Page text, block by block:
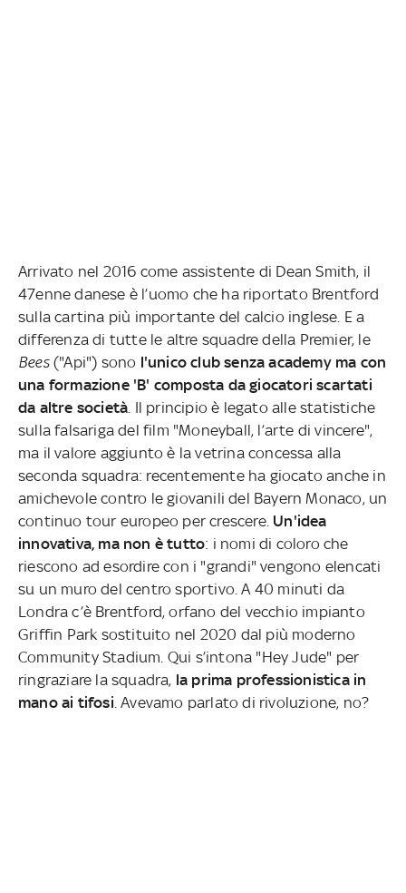
Arrivato nel 2016 come assistente di Dean Smith, il
47enne danese è l’uomo che ha riportato Brentford
sulla cartina più importante del calcio inglese. E a
differenza di tutte le altre squadre della Premier, le
Bees ("Api") sono l'unico club senza academy ma con
una formazione 'B' composta da giocatori scartati
da altre società . Il principio è legato alle statistiche
sulla falsariga del film "Moneyball, l’arte di vincere",
ma il valore aggiunto è la vetrina concessa alla
seconda squadra: recentemente ha giocato anche in
amichevole contro le giovanili del Bayern Monaco, un
continuo tour europeo per crescere. Un'idea
innovativa, ma non è tutto: i nomi di coloro che
riescono ad esordire con i "grandi" vengono elencati
su un muro del centro sportivo. A 40 minuti da
Londra c’è Brentford, orfano del vecchio impianto
Griffin Park sostituito nel 2020 dal più moderno
Community Stadium. Qui s’intona "Hey Jude" per
ringraziare la squadra, la prima professionistica in
mano ai tifosi . Avevamo parlato di rivoluzione, no?